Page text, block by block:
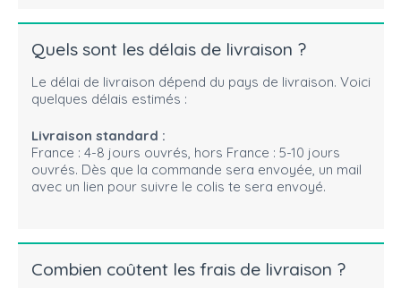
Quels sont les délais de livraison ?
Le délai de livraison dépend du pays de livraison. Voici
quelques délais estimés :
Livraison standard :
France : 4-8 jours ouvrés, hors France : 5-10 jours
ouvrés. Dès que la commande sera envoyée, un mail
avec un lien pour suivre le colis te sera envoyé.
Combien coûtent les frais de livraison ?